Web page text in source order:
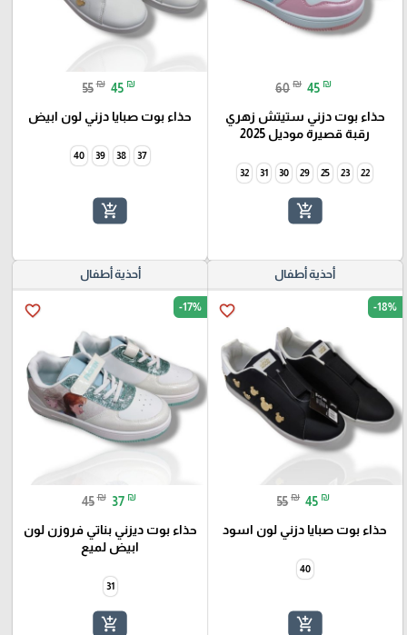
60 ₪ 45 ₪
حذاء بوت دزني ستيتش زهري
رقبة قصيرة موديل 2025
22
23
25
29
30
31
32
add_shopping_cart
55 ₪ 45 ₪
حذاء بوت صبايا دزني لون ابيض
37
38
39
40
add_shopping_cart
أحذية أطفال
favorite_border -18%
55 ₪ 45 ₪
حذاء بوت صبايا دزني لون اسود
40
add_shopping_cart
أحذية أطفال
favorite_border -17%
45 ₪ 37 ₪
حذاء بوت ديزني بناتي فروزن لون
ابيض لميع
31
add_shopping_cart